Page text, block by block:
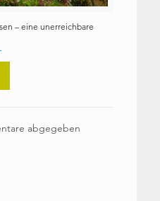
– eine unerreichbare
abgegeben